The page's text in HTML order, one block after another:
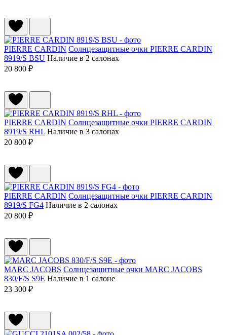
PIERRE CARDIN Солнцезащитные очки PIERRE CARDIN
8919/S BSU Наличие в 2 салонах
20 800 ₽
PIERRE CARDIN Солнцезащитные очки PIERRE CARDIN
8919/S RHL Наличие в 3 салонах
20 800 ₽
PIERRE CARDIN Солнцезащитные очки PIERRE CARDIN
8919/S FG4 Наличие в 2 салонах
20 800 ₽
MARC JACOBS Солнцезащитные очки MARC JACOBS
830/F/S S9E Наличие в 1 салоне
23 300 ₽